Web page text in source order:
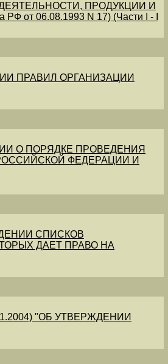
ПРОДУКЦИИ И
от 06.08.1993 N 17) (Части I - I
ПРАВИЛ ОРГАНИЗАЦИИ
О ПОРЯДКЕ ПРОВЕДЕНИЯ
ФЕДЕРАЦИИ И
СПИСКОВ
ДАЕТ ПРАВО НА
"ОБ УТВЕРЖДЕНИИ